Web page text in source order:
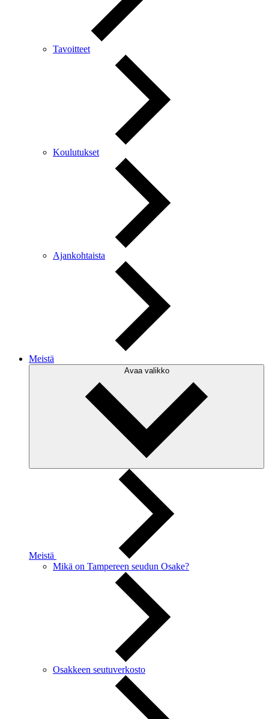
Tavoitteet
Koulutukset
Ajankohtaista
Meistä
Avaa valikko
Meistä
Mikä on Tampereen seudun Osake?
Osakkeen seutuverkosto